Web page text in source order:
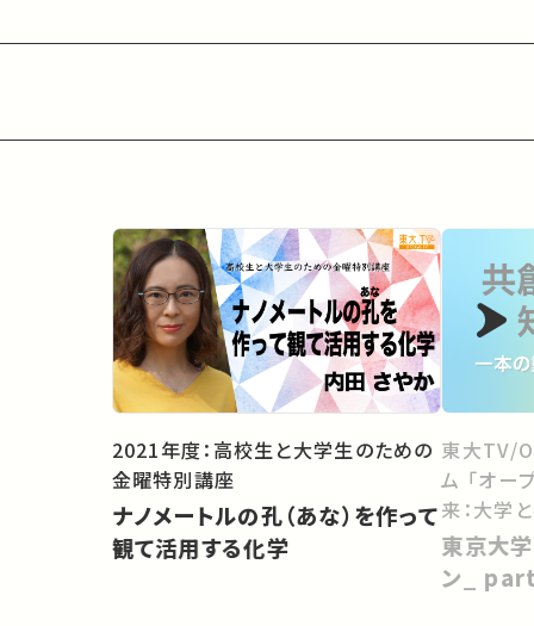
2021年度：高校生と大学生のための
金曜特別講座
ナノメートルの孔（あな）を作って
観て活用する化学
東大TV/
ム 「オー
来：大学
向けて」
東京大
ン_